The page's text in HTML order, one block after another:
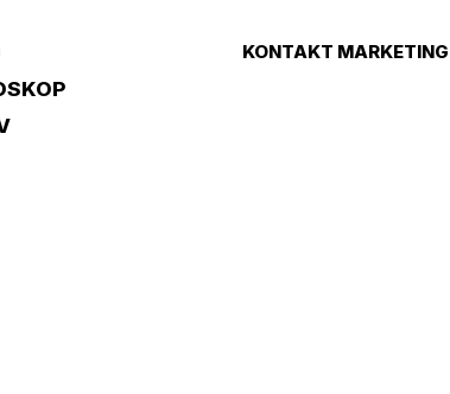
KONTAKT MARKETING